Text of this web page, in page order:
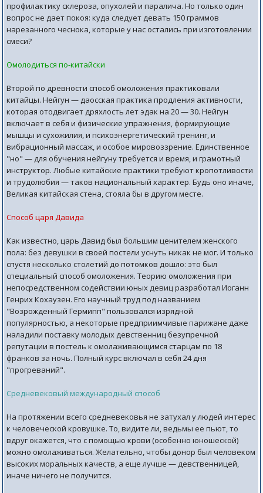
профилактику склероза, опухолей и паралича. Но только один
вопрос не дает покоя: куда следует девать 150 граммов
нарезанного чеснока, которые у нас остались при изготовлении
смеси?
Омолодиться по-китайски
Второй по древности способ омоложения практиковали
китайцы. Нейгун — даосская практика продления активности,
которая отодвигает дряхлость лет эдак на 20 — 30. Нейгун
включает в себя и физические упражнения, формирующие
мышцы и сухожилия, и психоэнергетический тренинг, и
вибрационный массаж, и особое мировоззрение. Единственное
"но" — для обучения нейгуну требуется и время, и грамотный
инструктор. Любые китайские практики требуют кропотливости
и трудолюбия — таков национальный характер. Будь оно иначе,
Великая китайская стена, стояла бы в другом месте.
Способ царя Давида
Как известно, царь Давид был большим ценителем женского
пола: без девушки в своей постели уснуть никак не мог. И только
спустя несколько столетий до потомков дошло: это был
специальный способ омоложения. Теорию омоложения при
непосредственном содействии юных девиц разработал Иоганн
Генрих Кохаузен. Его научный труд под названием
"Возрожденный Гермипп" пользовался изрядной
популярностью, а некоторые предприимчивые парижане даже
наладили поставку молодых девственниц безупречной
репутации в постель к омолаживающимся старцам по 18
франков за ночь. Полный курс включал в себя 24 дня
"прогреваний".
Средневековый международный способ
На протяжении всего средневековья не затухал у людей интерес
к человеческой кровушке. То, видите ли, ведьмы ее пьют, то
вдруг окажется, что с помощью крови (особенно юношеской)
можно омолаживаться. Желательно, чтобы донор был человеком
высоких моральных качеств, а еще лучше — девственницей,
иначе ничего не получится.